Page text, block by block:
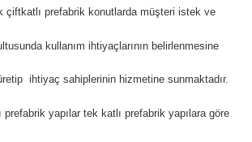
çiftkatlı prefabrik konutlarda müşteri istek ve
kullanım ihtiyaçlarının belirlenmesine
ihtiyaç sahiplerinin hizmetine sunmaktadır.
prefabrik yapılar tek katlı prefabrik yapılara göre